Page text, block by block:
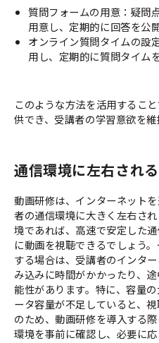
質問フォームの用意：疑問
用意し、定期的に回答を公
オンライン質問タイムの設
用し、定期的に質問タイム
このような方法を活用するこ
供でき、受講者の学習意欲を維
通信環境に左右される
動画研修は、インターネット
者の通信環境に大きく左右さ
境であれば、高速で安定した
に動画を視聴できるでしょう
する場合は、受講者のインタ
み込みに時間がかかったり、
能性があります。特に、容量
ータ容量が不足していると、
のため、動画研修を導入する
環境を事前に確認し、必要に